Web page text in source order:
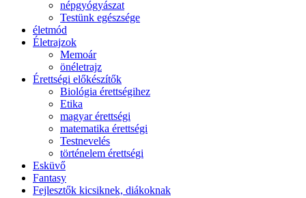
népgyógyászat
Testünk egészsége
életmód
Életrajzok
Memoár
önéletrajz
Érettségi előkészítők
Biológia érettségihez
Etika
magyar érettségi
matematika érettségi
Testnevelés
történelem érettségi
Esküvő
Fantasy
Fejlesztők kicsiknek, diákoknak